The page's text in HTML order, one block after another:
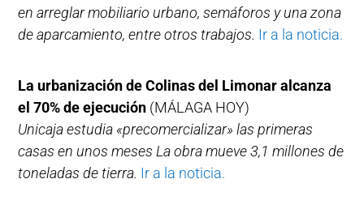
en arreglar mobiliario urbano, semáforos y una zona
de aparcamiento, entre otros trabajos. Ir a la noticia.
La urbanización de Colinas del Limonar alcanza
el 70% de ejecución (MÁLAGA HOY)
Unicaja estudia «precomercializar» las primeras
casas en unos meses La obra mueve 3,1 millones de
toneladas de tierra. Ir a la noticia.